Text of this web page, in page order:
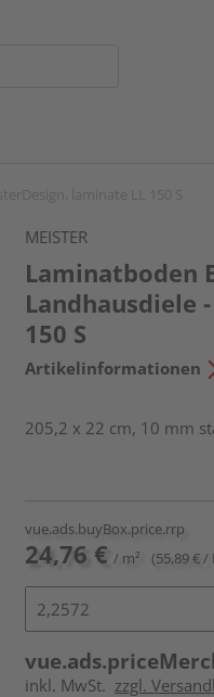
MEISTER
Laminatboden
Landhausdiele
150 S
Artikelinformationen
205,2 x 22 cm, 10 mm
vue.ads.buyBox.price.rrp
24,76 € / m² (55,89 € /
inkl. MwSt. zzgl.